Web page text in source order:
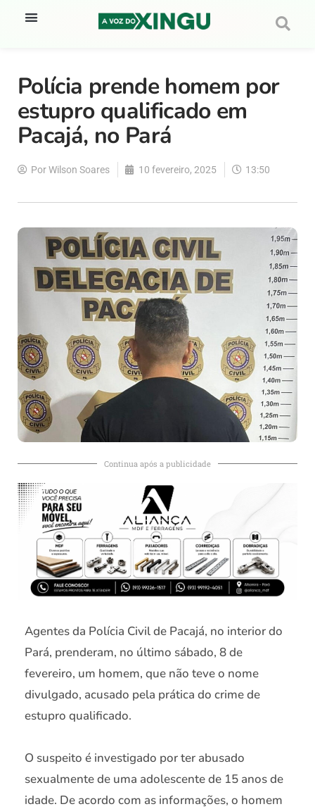
Polícia prende homem por
estupro qualificado em
Pacajá, no Pará
PorWilson Soares 10 fevereiro, 2025 13:50
Continua após a publicidade
Agentes da Polícia Civil de Pacajá, no interior do
Pará, prenderam, no último sábado, 8 de
fevereiro, um homem, que não teve o nome
divulgado, acusado pela prática do crime de
estupro qualificado.
O suspeito é investigado por ter abusado
sexualmente de uma adolescente de 15 anos de
idade. De acordo com as informações, o homem